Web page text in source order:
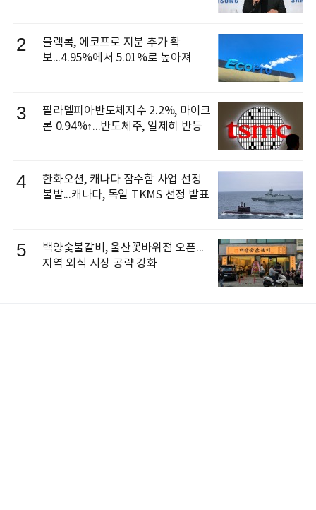
2
블랙록, 에코프로 지분 추가 확
보...4.95%에서 5.01%로 높아져
3
필라델피아반도체지수 2.2%, 마이크
론 0.94%↑...반도체주, 일제히 반등
4
한화오션, 캐나다 잠수함 사업 선정
불발...캐나다, 독일 TKMS 선정 발표
5
백양숯불갈비, 울산꽃바위점 오픈...
지역 외식 시장 공략 강화